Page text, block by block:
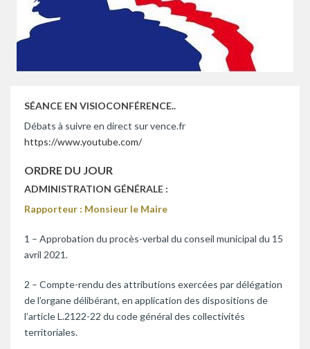
SÉANCE EN VISIOCONFÉRENCE..
Débats à suivre en direct sur vence.fr
https://www.youtube.com/
ORDRE DU JOUR
ADMINISTRATION GÉNÉRALE :
Rapporteur : Monsieur le Maire
1 – Approbation du procès-verbal du conseil municipal du 15
avril 2021.
2 – Compte-rendu des attributions exercées par délégation
de l’organe délibérant, en application des dispositions de
l’article L.2122-22 du code général des collectivités
territoriales.